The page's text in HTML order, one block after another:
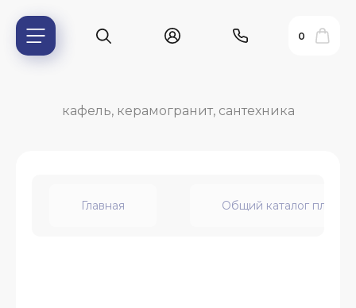
0
кафель, керамогранит, сантехника
Главная Общий каталог плитки